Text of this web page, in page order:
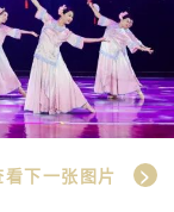
下一张图片 >